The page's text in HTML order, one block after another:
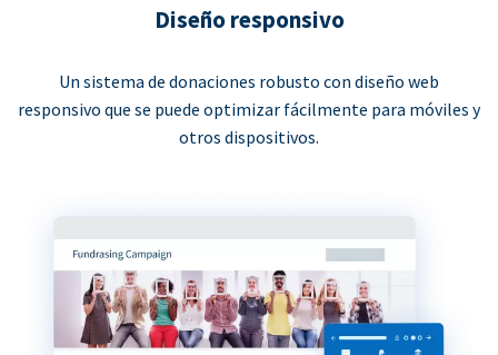
Diseño responsivo
Un sistema de donaciones robusto con diseño web
responsivo que se puede optimizar fácilmente para móviles y
otros dispositivos.